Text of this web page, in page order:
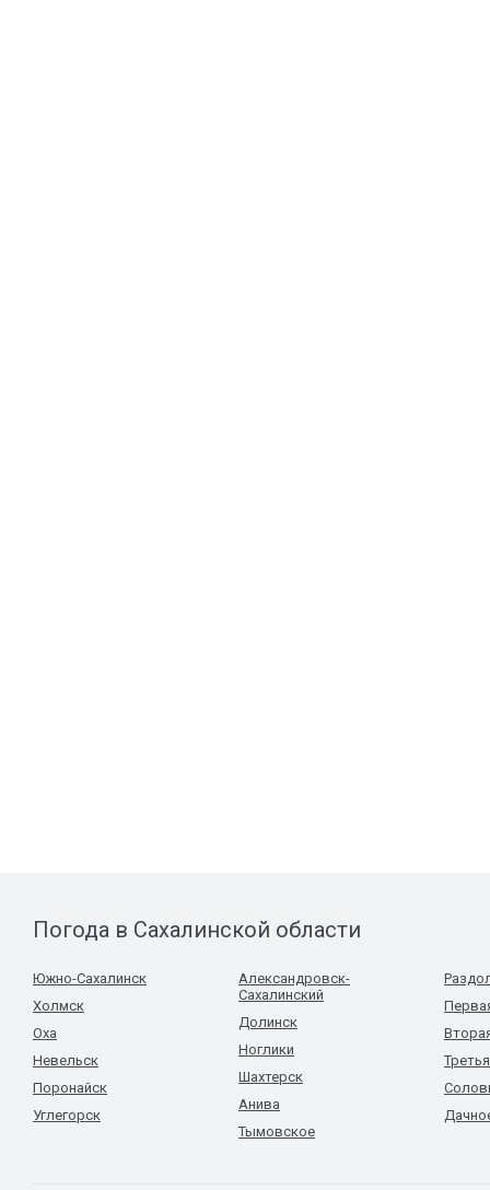
Погода в Сахалинской области
Южно-Сахалинск
Холмск
Оха
Невельск
Поронайск
Углегорск
Александровск-
Сахалинский
Долинск
Ноглики
Шахтерск
Анива
Тымовское